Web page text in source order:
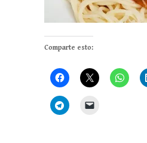
Comparte esto: